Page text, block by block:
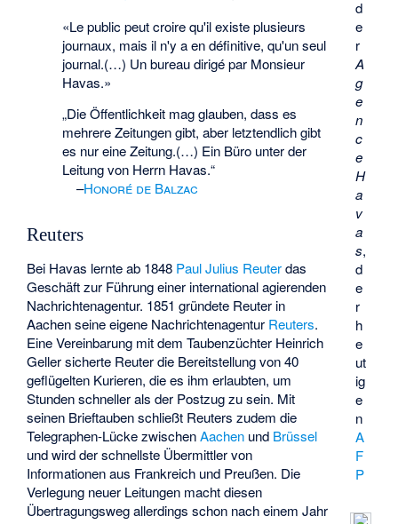
d
e
r
A
g
e
n
c
e
H
a
v
a
s,
d
e
r
h
e
ut
ig
e
n
A
F
P
«Le public peut croire qu'il existe plusieurs
journaux, mais il n'y a en définitive, qu'un seul
journal.(…) Un bureau dirigé par Monsieur
Havas.»
„Die Öffentlichkeit mag glauben, dass es
mehrere Zeitungen gibt, aber letztendlich gibt
es nur eine Zeitung.(…) Ein Büro unter der
Leitung von Herrn Havas.“
–Honoré de Balzac
Reuters
Bei Havas lernte ab 1848 Paul Julius Reuterdas
Geschäft zur Führung einer international agierenden
Nachrichtenagentur. 1851 gründete Reuter in
Aachen seine eigene Nachrichtenagentur Reuters.
Eine Vereinbarung mit dem Taubenzüchter Heinrich
Geller sicherte Reuter die Bereitstellung von 40
geflügelten Kurieren, die es ihm erlaubten, um
Stunden schneller als der Postzug zu sein. Mit
seinen Brieftauben schließt Reuters zudem die
Telegraphen-Lücke zwischenAachen und Brüssel
und wird der schnellste Übermittler von
Informationen aus Frankreich und Preußen. Die
Verlegung neuer Leitungen macht diesen
Übertragungsweg allerdings schon nach einem Jahr